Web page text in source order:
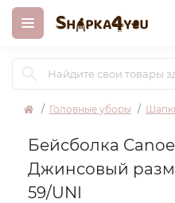
Головные уборы
Бейсболка
Джинсовый
59/UNI